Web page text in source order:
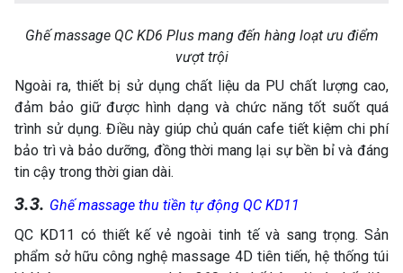
Ghế massage QC KD6 Plus mang đến hàng loạt ưu điểm
vượt trội
Ngoài ra, thiết bị sử dụng chất liệu da PU chất lượng cao,
đảm bảo giữ được hình dạng và chức năng tốt suốt quá
trình sử dụng. Điều này giúp chủ quán cafe tiết kiệm chi phí
bảo trì và bảo dưỡng, đồng thời mang lại sự bền bỉ và đáng
tin cậy trong thời gian dài.
3.3. Ghế massage thu tiền tự động QC KD11
QC KD11 có thiết kế vẻ ngoài tinh tế và sang trọng. Sản
phẩm sở hữu công nghệ massage 4D tiên tiến, hệ thống túi